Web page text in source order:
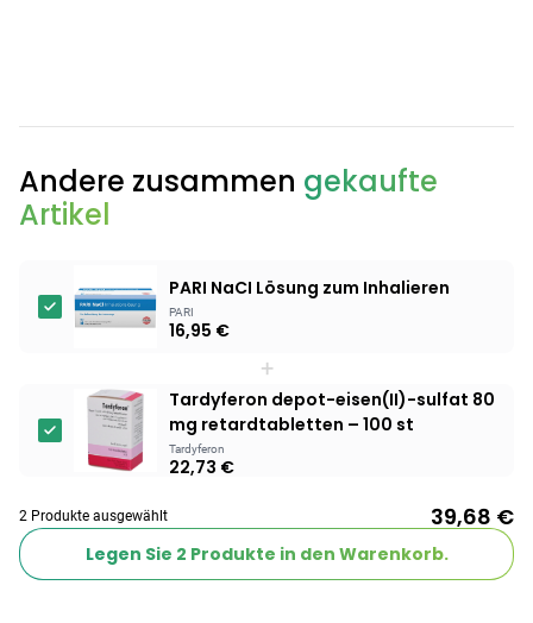
TestzentrumArzneimittel Hygiene &
Haushalt
Baby &
Sanitätshaus
Products
BEAUTY & PFLEGE
Shampoo für
juckende, trockene
oder zu
Schuppenflechte
12,28 € 16,37 € -25%
ARZNEIMITTEL & GESUNDHEIT
Vagisan Milchsäure
– Zäpfchen zur
pH-Wert-
Stabilisierung
12,89 € 17,47 € -26%
ARZNEIMITTEL & GESUNDHEIT
Hametum
Andere zusammen gekaufte
Artikel
PARI NaCI Lösung zum Inhalieren
PARI
16,95 €
+
Tardyferon depot-eisen(II)-sulfat 80
mg retardtabletten – 100 st
Tardyferon
22,73 €
2 Produkte ausgewählt 39,68 €
Legen Sie 2 Produkte in den Warenkorb.